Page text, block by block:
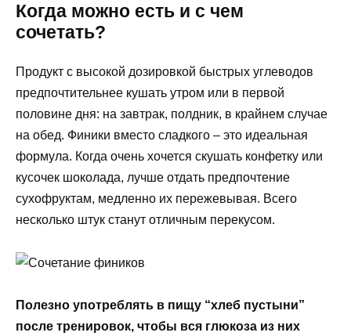
Когда можно есть и с чем
сочетать?
Продукт с высокой дозировкой быстрых углеводов
предпочтительнее кушать утром или в первой
половине дня: на завтрак, полдник, в крайнем случае
на обед. Финики вместо сладкого – это идеальная
формула. Когда очень хочется скушать конфетку или
кусочек шоколада, лучше отдать предпочтение
сухофруктам, медленно их пережевывая. Всего
несколько штук станут отличным перекусом.
Полезно употреблять в пищу “хлеб пустыни”
после тренировок, чтобы вся глюкоза из них